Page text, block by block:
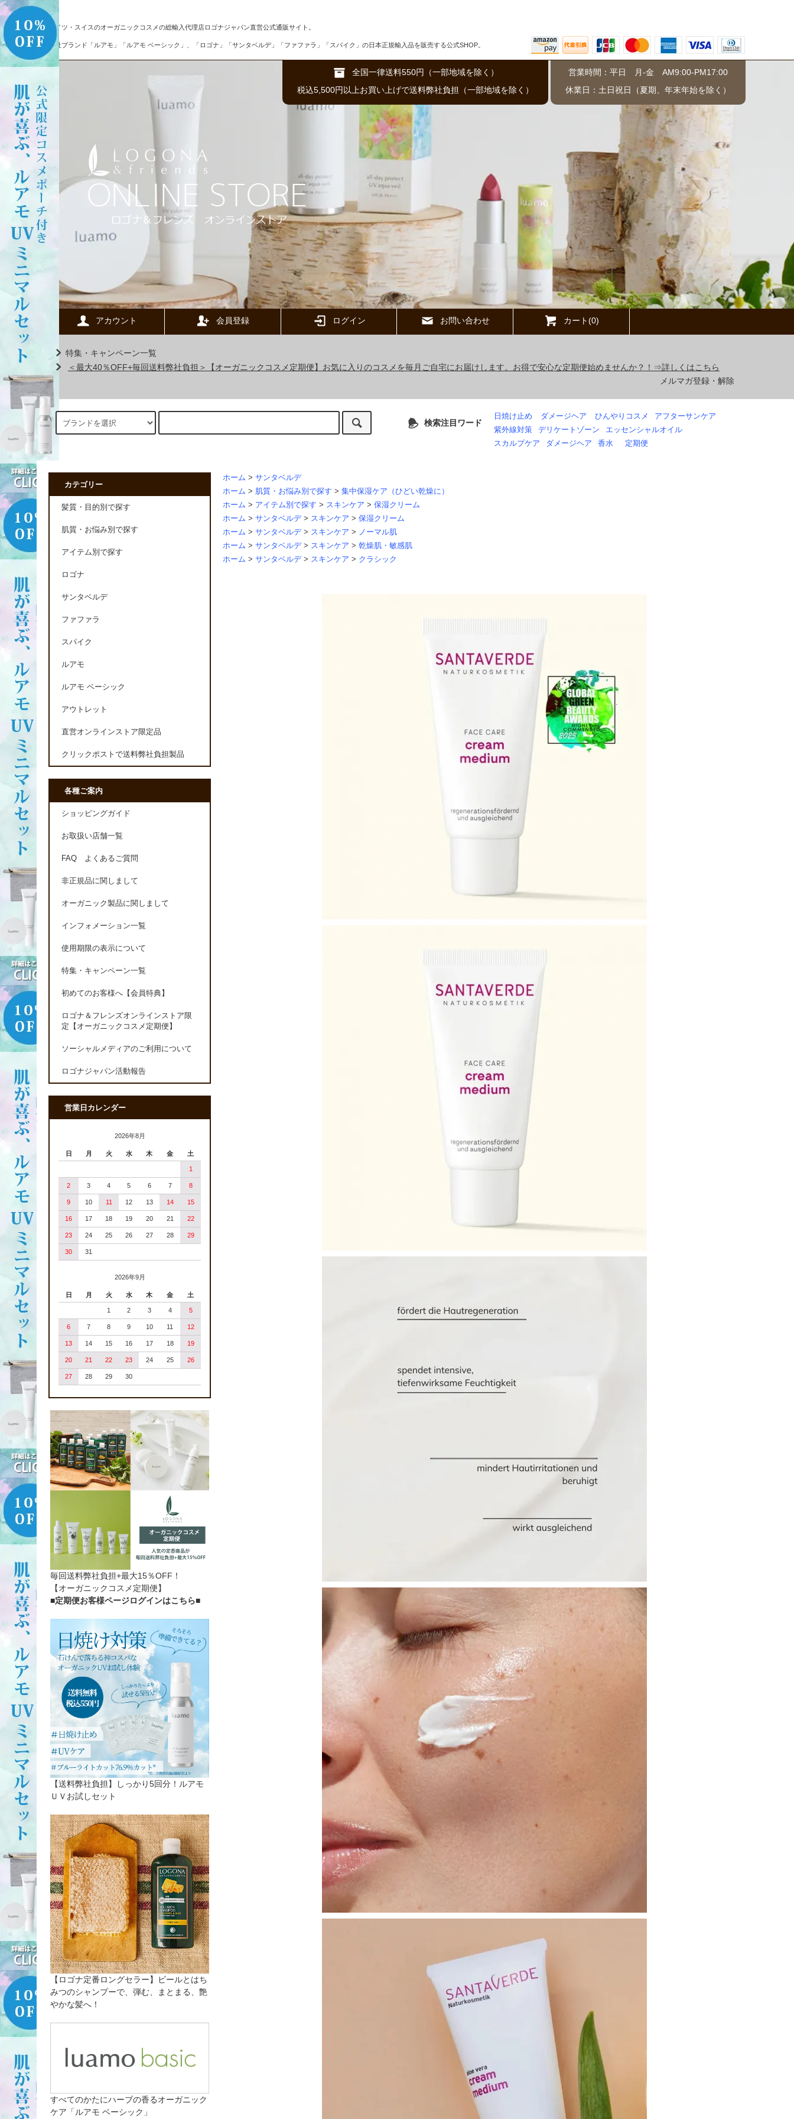
ドイツ・スイスのオーガニックコスメの総輸入代理店ロゴナジャパン直営公式通販サイト。
自社ブランド「ルアモ」「ルアモ ベーシック」、「ロゴナ」「サンタベルデ」「ファファラ」「スパイク」の日本正規輸入品を販売する公式SHOP。
全国一律送料550円（一部地域を除く）
税込5,500円以上お買い上げで送料弊社負担（一部地域を除く）
営業時間：平日 月-金 AM9:00-PM17:00
休業日：土日祝日（夏期、年末年始を除く）
アカウント 会員登録 ログイン お問い合わせ カート(0)
特集・キャンペーン一覧
＜最大40％OFF+毎回送料弊社負担＞【オーガニックコスメ定期便】お気に入りのコスメを毎月ご自宅にお届けします。お得で安心な定期便始めませんか？！⇒詳しくはこちら
メルマガ登録・解除
検索注目ワード
日焼け止め ダメージヘア ひんやりコスメ
アフターサンケア
紫外線対策
デリケートゾーン
エッセンシャルオイル
スカルプケア
ダメージヘア 香水 定期便
ホーム > サンタベルデ
ホーム > 肌質・お悩み別で探す > 集中保湿ケア（ひどい乾燥に）
ホーム > アイテム別で探す > スキンケア > 保湿クリーム
ホーム > サンタベルデ > スキンケア > 保湿クリーム
ホーム > サンタベルデ > スキンケア > ノーマル肌
ホーム > サンタベルデ > スキンケア > 乾燥肌・敏感肌
ホーム > サンタベルデ > スキンケア > クラシック
カテゴリー
髪質・目的別で探す
肌質・お悩み別で探す
アイテム別で探す
ロゴナ
サンタベルデ
ファファラ
スパイク
ルアモ
ルアモ ベーシック
アウトレット
直営オンラインストア限定品
クリックポストで送料弊社負担製品
各種ご案内
ショッピングガイド
お取扱い店舗一覧
FAQ よくあるご質問
非正規品に関しまして
オーガニック製品に関しまして
インフォメーション一覧
使用期限の表示について
特集・キャンペーン一覧
初めてのお客様へ【会員特典】
ロゴナ＆フレンズオンラインストア限
定【オーガニックコスメ定期便】
ソーシャルメディアのご利用について
ロゴナジャパン活動報告
営業日カレンダー
2026年8月
日 月 火 水 木 金 土
1
2 3 4 5 6 7 8
9 10 11 12 13 14 15
16 17 18 19 20 21 22
23 24 25 26 27 28 29
30 31
2026年9月
日 月 火 水 木 金 土
1 2 3 4 5
6 7 8 9 10 11 12
13 14 15 16 17 18 19
20 21 22 23 24 25 26
27 28 29 30
毎回送料弊社負担+最大15％OFF！
【オーガニックコスメ定期便】
■定期便お客様ページログインはこちら■
【送料弊社負担】しっかり5回分！ルアモ
ＵＶお試しセット
【ロゴナ定番ロングセラー】ビールとはち
みつのシャンプーで、弾む、まとまる、艶
やかな髪へ！
すべてのかたにハーブの香るオーガニック
ケア「ルアモ ベーシック」